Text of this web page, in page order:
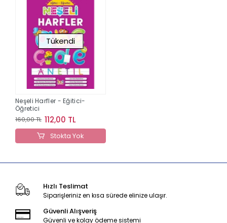
Tükendi
Neşeli Harfler - Eğitici-
Öğretici
160,00 TL 112,00 TL
Stokta Yok
Hızlı Teslimat
Siparişleriniz en kısa sürede elinize ulaşır.
Güvenli Alışveriş
Güvenli ve kolay ödeme sistemi